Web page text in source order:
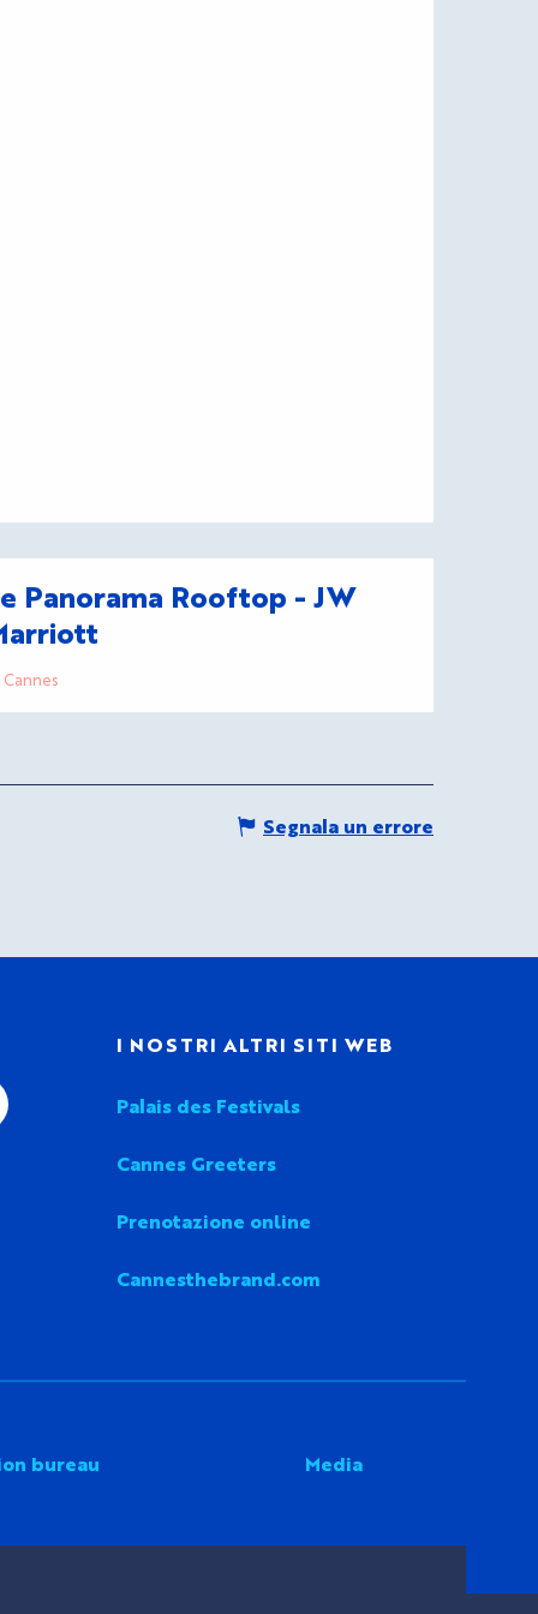
Panorama Rooftop - JW
Cannes
Segnala un errore
I NOSTRI ALTRI SITI WEB
Palais des Festivals
Cannes Greeters
Prenotazione online
Cannesthebrand.com
bureau Media